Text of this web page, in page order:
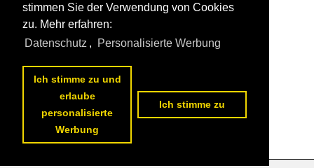
stimmen Sie der Verwendung von Cookies
zu. Mehr erfahren:
Datenschutz , Personalisierte Werbung
Ich stimme zu und
erlaube
personalisierte
Werbung
Ich stimme zu